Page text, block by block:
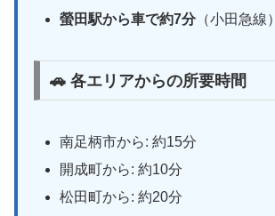
螢田駅から車で約7分（小田急線）
🚗 各エリアからの所要時間
南足柄市から: 約15分
開成町から: 約10分
松田町から: 約20分